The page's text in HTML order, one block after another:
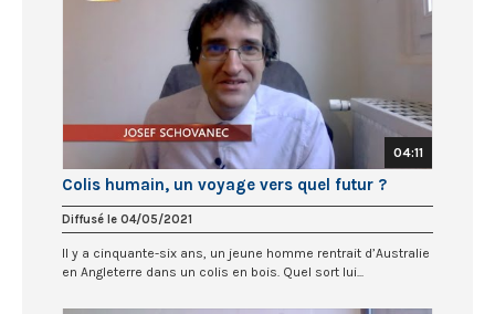
04:11
Colis humain, un voyage vers quel futur ?
Diffusé le 04/05/2021
Il y a cinquante-six ans, un jeune homme rentrait d’Australie
en Angleterre dans un colis en bois. Quel sort lui...